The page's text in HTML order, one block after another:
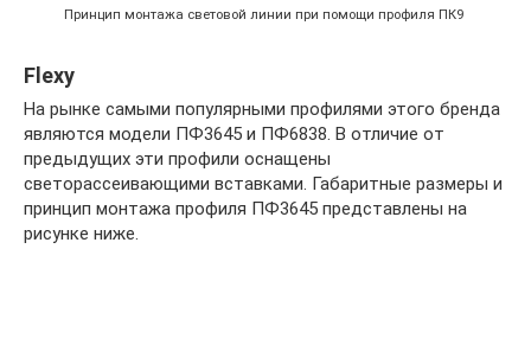
Принцип монтажа световой линии при помощи профиля ПК9
Flexy
На рынке самыми популярными профилями этого бренда
являются модели ПФ3645 и ПФ6838. В отличие от
предыдущих эти профили оснащены
светорассеивающими вставками. Габаритные размеры и
принцип монтажа профиля ПФ3645 представлены на
рисунке ниже.